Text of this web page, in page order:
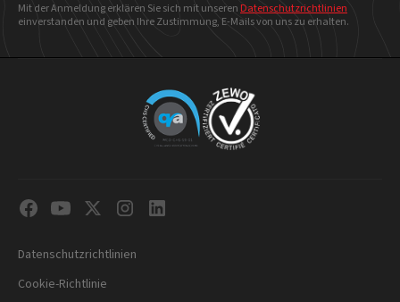
Mit der Anmeldung erklären Sie sich mit unseren Datenschutzrichtlinien
einverstanden und geben Ihre Zustimmung, E-Mails von uns zu erhalten.
Datenschutzrichtlinien
Cookie-Richtlinie